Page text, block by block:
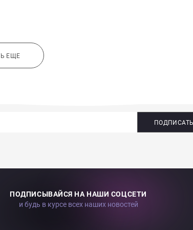
ЕЩЕ
ПОДПИСЫВАЙСЯ НА НАШИ СОЦСЕТИ
и будь в курсе всех наших новостей